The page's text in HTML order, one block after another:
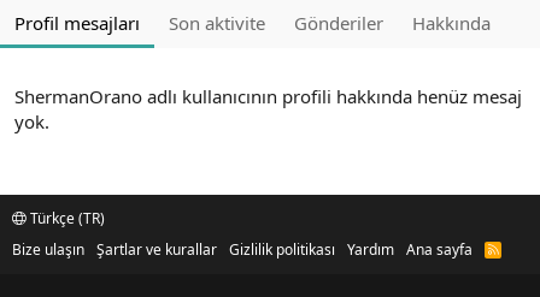
Profil mesajları Son aktivite Gönderiler Hakkında
ShermanOrano adlı kullanıcının profili hakkında henüz mesaj
yok.
Türkçe (TR)
Bize ulaşın Şartlar ve kurallar Gizlilik politikası Yardım Ana sayfa
R